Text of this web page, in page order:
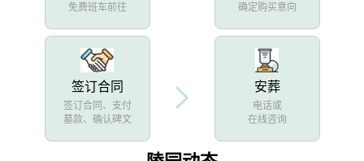
免费班车前往
确定购买意向
签订合同
签订合同、支付
墓款、确认碑文
安葬
电话或
在线咨询